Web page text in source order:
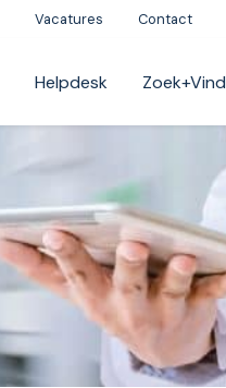
Vacatures Contact
Helpdesk Zoek+Vind